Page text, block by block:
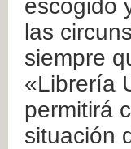
escogido
las
siempre
«Librería
permitirá
situación